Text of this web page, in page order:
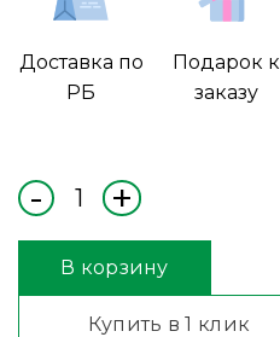
Доставка по
РБ
Подарок к
заказу
В корзину
Купить в 1 клик